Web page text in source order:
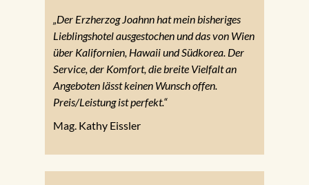
„Der Erzherzog Joahnn hat mein bisheriges
Lieblingshotel ausgestochen und das von Wien
über Kalifornien, Hawaii und Südkorea. Der
Service, der Komfort, die breite Vielfalt an
Angeboten lässt keinen Wunsch offen.
Preis/Leistung ist perfekt.“
Mag. Kathy Eissler